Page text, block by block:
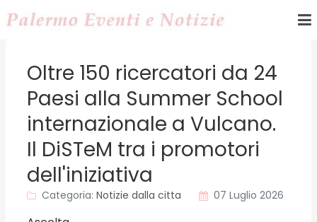
Oltre 150 ricercatori da 24
Paesi alla Summer School
internazionale a Vulcano.
Il DiSTeM tra i promotori
dell'iniziativa
Categoria: Notizie dalla citta 07 Luglio 2026